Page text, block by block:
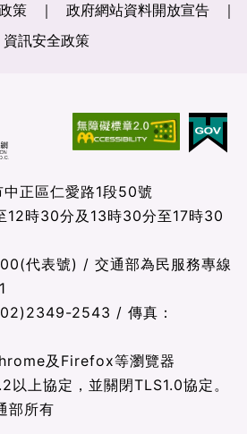
策
政府網站資料開放宣告
資訊安全政策
正區仁愛路1段50號
12時30分及13時30分至17時30
代表號) / 交通部為民服務專線
2543 / 傳真：
及Firefox等瀏覽器
以上協定，並關閉TLS1.0協定。
部所有